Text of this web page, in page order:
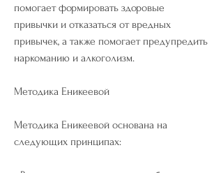
помогает формировать здоровые
привычки и отказаться от вредных
привычек, а также помогает предупредить
наркоманию и алкоголизм.
Методика Еникеевой
Методика Еникеевой основана на
следующих принципах: